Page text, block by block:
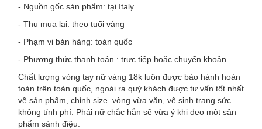
- Nguồn gốc sản phẩm: tại Italy
- Thu mua lại: theo tuổi vàng
- Phạm vi bán hàng: toàn quốc
- Phương thức thanh toán : trực tiếp hoặc chuyển khoản
Chất lượng vòng tay nữ vàng 18k luôn được bảo hành hoàn
toàn trên toàn quốc, ngoài ra quý khách được tư vấn tốt nhất
về sản phẩm, chỉnh size vòng vừa vặn, vệ sinh trang sức
không tính phí. Phái nữ chắc hẳn sẽ vừa ý khi đeo một sản
phẩm sành điệu.